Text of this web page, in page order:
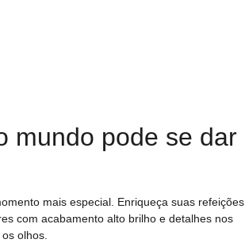
mundo pode se dar
mais especial. Enriqueça suas refeições
com acabamento alto brilho e detalhes nos
olhos.